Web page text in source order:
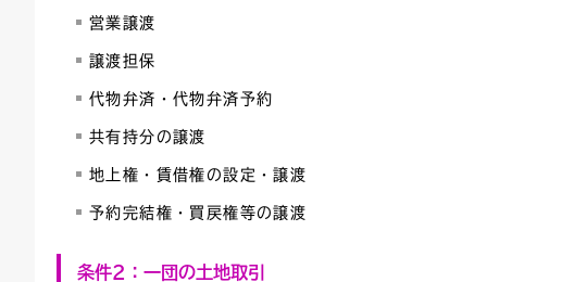
営業譲渡
譲渡担保
代物弁済・代物弁済予約
共有持分の譲渡
地上権・賃借権の設定・譲渡
予約完結権・買戻権等の譲渡
条件2：一団の土地取引